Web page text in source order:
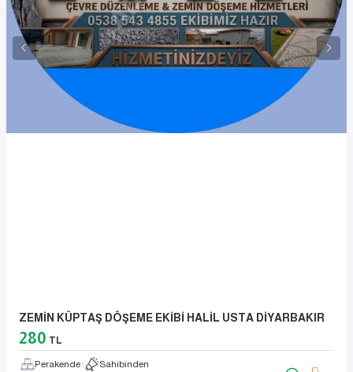
ZEMİN KÜPTAŞ DÖŞEME EKİBİ HALİL USTA DİYARBAKIR
280 TL
Perakende Sahibinden